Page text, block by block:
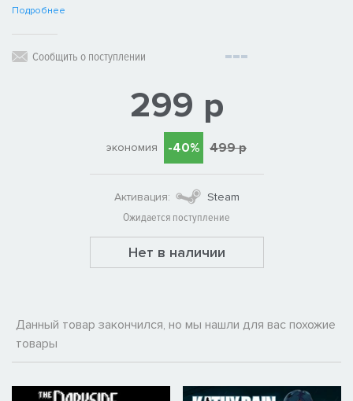
Подробнее
Сообщить о поступлении
299 р
экономия -40% 499 р
Активация:
Steam
Ожидается поступление
Нет в наличии
Данный товар закончился, но мы нашли для вас похожие
товары